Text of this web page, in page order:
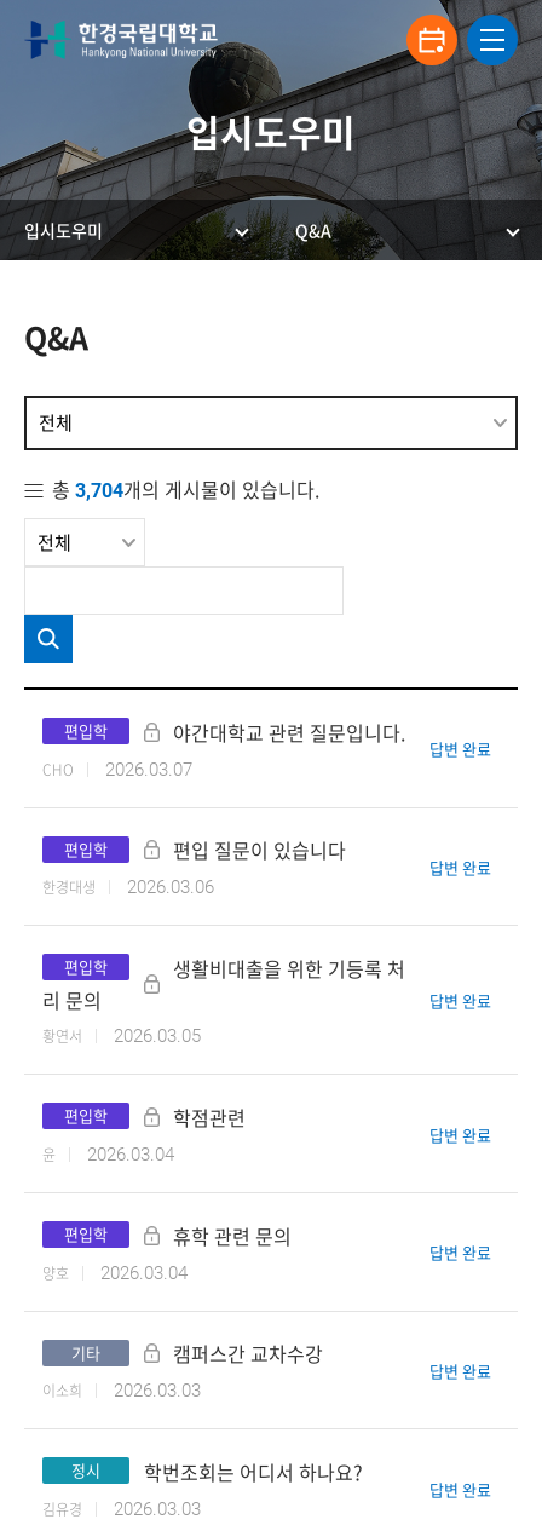
한경국립대학교 입학안내
입시도우미
입시도우미 Q&A
Q&A
전체
총 3,704개의 게시물이 있습니다.
편입학 야간대학교 관련 질문입니다.
CHO 2026.03.07
답변 완료
편입학 편입 질문이 있습니다
한경대생 2026.03.06
답변 완료
편입학
생활비대출을 위한 기등록 처
리 문의
황연서 2026.03.05
답변 완료
편입학 학점관련
윤 2026.03.04
답변 완료
편입학 휴학 관련 문의
양호 2026.03.04
답변 완료
기타 캠퍼스간 교차수강
이소희 2026.03.03
답변 완료
정시 학번조회는 어디서 하나요?
김유경 2026.03.03
답변 완료